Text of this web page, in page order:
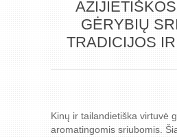
GĖRYBIŲ
TRADICIJOS
Kinų ir tailandietiška virtuvė
aromatingomis sriubomis.